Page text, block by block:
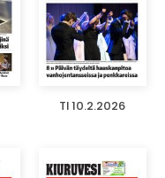
TI 10.2.2026